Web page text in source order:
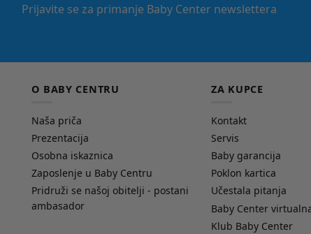
Prijavite se za primanje Baby Center newslettera
O BABY CENTRU
Naša priča
Prezentacija
Osobna iskaznica
Zaposlenje u Baby Centru
Pridruži se našoj obitelji - postani
ambasador
ZA KUPCE
Kontakt
Servis
Baby garancija
Poklon kartica
Učestala pitanja
Baby Center
Klub Baby Center